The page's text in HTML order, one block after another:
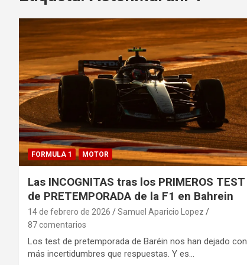
FORMULA 1 MOTOR
Las INCOGNITAS tras los PRIMEROS TEST
de PRETEMPORADA de la F1 en Bahrein
14 de febrero de 2026
Samuel Aparicio Lopez
87 comentarios
Los test de pretemporada de Baréin nos han dejado con
más incertidumbres que respuestas. Y es…